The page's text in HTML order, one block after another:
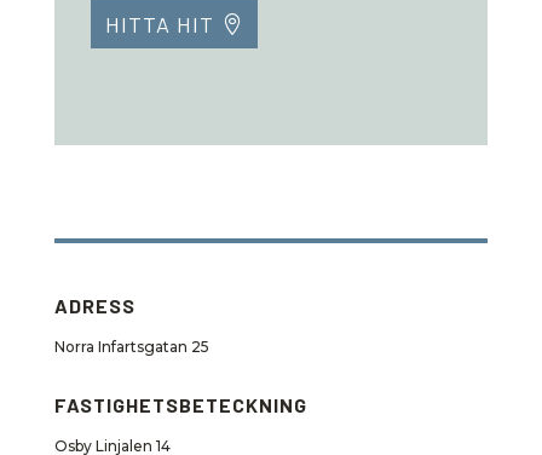
HITTA HIT
ADRESS
Norra Infartsgatan 25
FASTIGHETSBETECKNING
Osby Linjalen 14